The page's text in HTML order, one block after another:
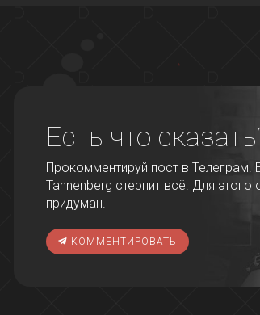
Есть что
Прокомментируй пост в Телеграм.
Tannenberg стерпит всё. Для этого
придуман.
КОММЕНТИРОВАТЬ